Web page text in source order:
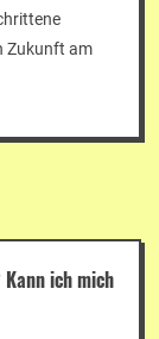
Zukunft am
ich mich